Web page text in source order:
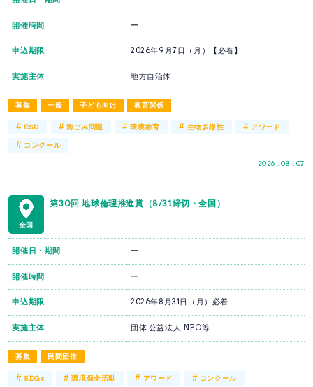
募集 一般 子ども向け 教育関係
2026 . 08 . 07
開催時間 ー
申込期限 2026年9月7日（月）【必着】
実施主体 地方自治体
#ESD # 海ごみ問題 #環境教育 # 生物多様性 # アワード
# コンクール
全国
第30回 地球倫理推進賞（8/31締切・全国）
募集 民間団体
開催日・期間 ー
開催時間 ー
申込期限 2026年8月31日（月）必着
実施主体 団体 公益法人 NPO等
#SDGs #環境保全活動 # アワード # コンクール